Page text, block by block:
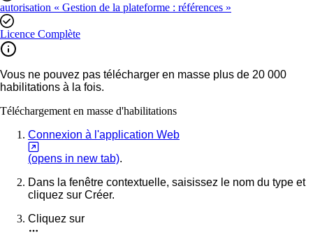
autorisation « Gestion de la plateforme : références »
Licence Complète
Vous ne pouvez pas télécharger en masse plus de 20 000
habilitations à la fois.
Téléchargement en masse d'habilitations
Connexion à l'application Web
(opens in new tab).
Dans la fenêtre contextuelle, saisissez le nom du type et
cliquez sur Créer.
Cliquez sur